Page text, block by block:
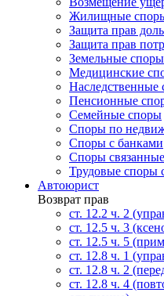
Жилищные
Защита прав
Защита прав
Земельные споры
Медицинские
Наследственные
Пенсионные
Семейные споры
Cпоры по
Споры с банками
Споры
Трудовые споры
Автоюрист
Возврат прав
ст. 12.2 ч. 2
ст. 12.5 ч. 3
ст. 12.5 ч. 5
cт. 12.8 ч. 1
ст. 12.8 ч. 2
ст. 12.8 ч. 4